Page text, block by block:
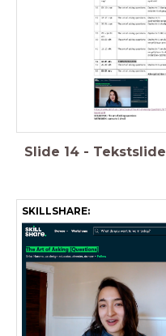
Slide 14 - Tekstslide
SKILLSHARE: